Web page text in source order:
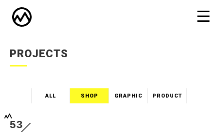
PROJECTS
ALL SHOP GRAPHIC PRODUCT
53